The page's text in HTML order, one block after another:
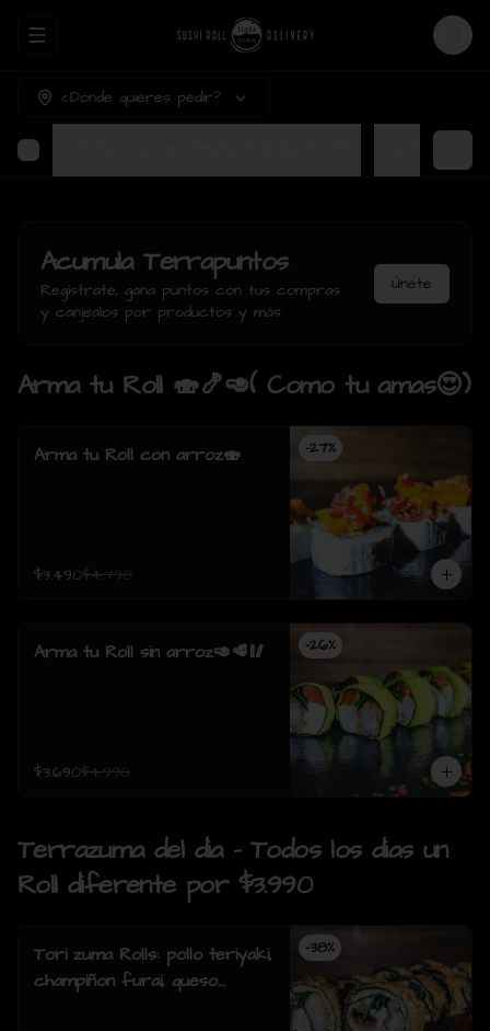
Abrir menu de navegación Login
¿Dónde quieres pedir?
AcumulaTerrapuntos
Regístrate, gana puntos con tus compras
y canjealos por productos y más
Únete
Arma tu Roll 🍣🍤🥑( Como tu amas😍)
-27%
Arma tu Roll con arroz🍣
$3.490$4.790
-26%
Arma tu Roll sin arroz🥑🥩🥢
$3.690$4.990
Terrazuma del dia - Todos los dias un
Roll diferente por $3.990
-38%
Tori zuma Rolls: pollo teriyaki,
champiñon furai, queso